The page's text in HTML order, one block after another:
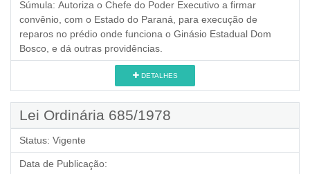
Súmula: Autoriza o Chefe do Poder Executivo a firmar
convênio, com o Estado do Paraná, para execução de
reparos no prédio onde funciona o Ginásio Estadual Dom
Bosco, e dá outras providências.
DETALHES
Lei Ordinária 685/1978
Status: Vigente
Data de Publicação: